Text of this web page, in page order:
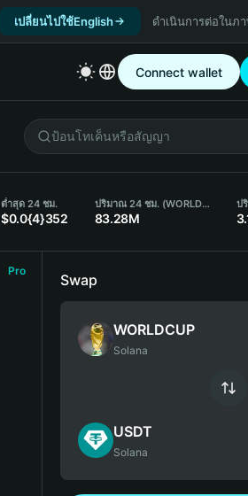
เปลี่ยนไปใช้English ดำเนินการต่อในภ
Connect wallet
ต่ำสุด 24 ชม.
$0.0{4}352
ปริมาณ 24 ชม. (WORLDCUP)
83.28M
ป
Pro
Swap
WORLDCUP
Solana
USDT
Solana